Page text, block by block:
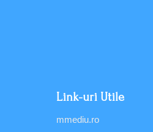
Link-uri Utile
mmediu.ro